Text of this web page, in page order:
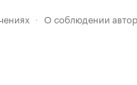
· О соблюдении